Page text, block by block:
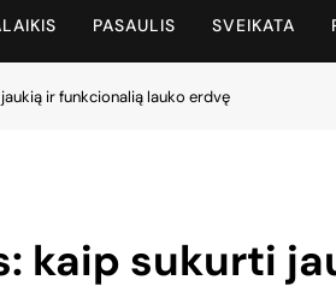
PASAULIS SVEIKATA
ir funkcionalią lauko erdvę
kaip sukurti